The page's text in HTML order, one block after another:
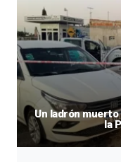
Un ladrón
la